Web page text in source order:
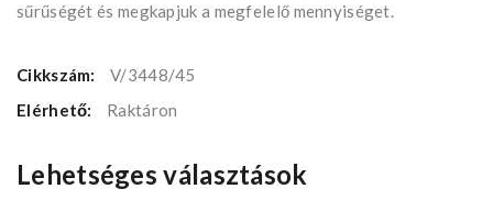
sűrűségét és megkapjuk a megfelelő mennyiséget.
Cikkszám:
V/3448/45
Elérhető:
Raktáron
Lehetséges választások